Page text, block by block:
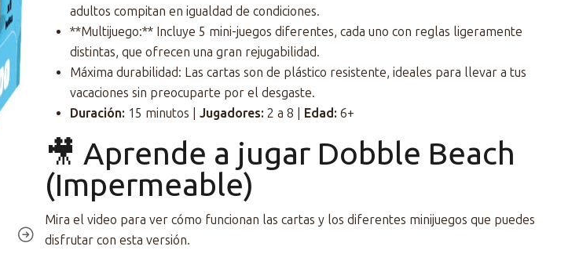
adultos compitan en igualdad de condiciones.
**Multijuego:** Incluye 5 mini-juegos diferentes, cada uno con reglas ligeramente
distintas, que ofrecen una gran rejugabilidad.
Máxima durabilidad: Las cartas son de plástico resistente, ideales para llevar a tus
vacaciones sin preocuparte por el desgaste.
Duración: 15 minutos | Jugadores: 2 a 8 | Edad: 6+
🎥 Aprende a jugar Dobble Beach
(Impermeable)
Mira el video para ver cómo funcionan las cartas y los diferentes minijuegos que puedes
disfrutar con esta versión.